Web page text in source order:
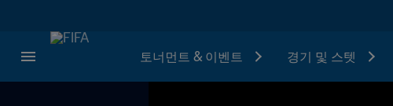
토너먼트 & 이벤트 경기 및 스텟